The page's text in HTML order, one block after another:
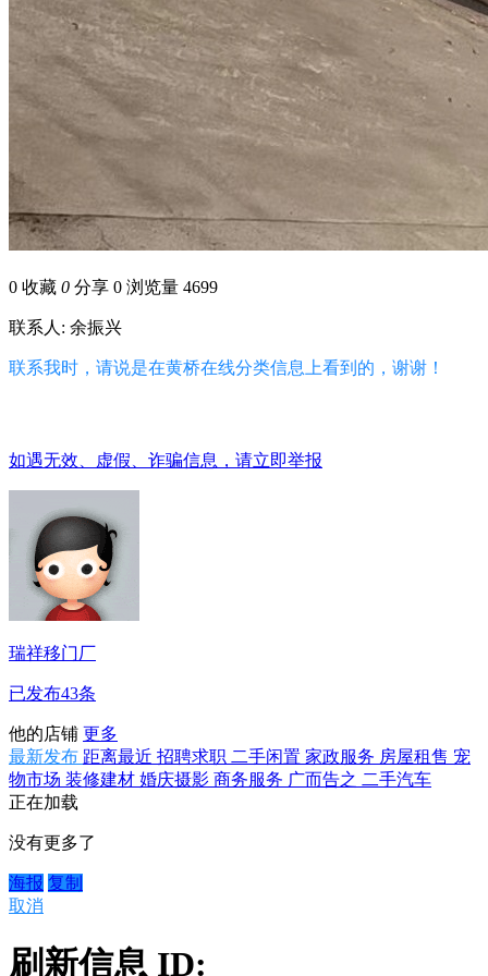
0 收藏 0 分享 0 浏览量 4699
联系人: 余振兴
联系我时，请说是在黄桥在线分类信息上看到的，谢谢！
如遇无效、虚假、诈骗信息，请立即举报
瑞祥移门厂
已发布43条
他的店铺 更多
最新发布 距离最近 招聘求职 二手闲置 家政服务 房屋租售 宠
物市场 装修建材 婚庆摄影 商务服务 广而告之 二手汽车
正在加载
没有更多了
海报 复制
取消
刷新信息 ID: